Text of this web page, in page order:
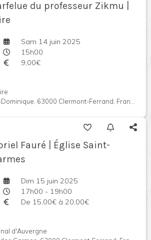
du professeur Zikmu |
Sam 14 juin 2025
15h00
9,00€
63000 Clermont-Ferrand, France
Fauré | Église Saint-
Dim 15 juin 2025
17h00 - 19h00
De 15,00€ à 20,00€
d'Auvergne